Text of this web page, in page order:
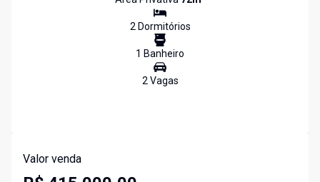
2Dormitórios
1 Banheiro
2Vagas
Valor venda